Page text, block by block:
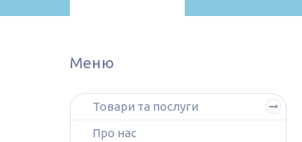
Товари та послуги
Про нас